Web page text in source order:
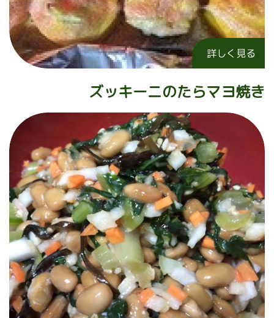
詳しく見る
ズッキーニのたらマヨ焼き